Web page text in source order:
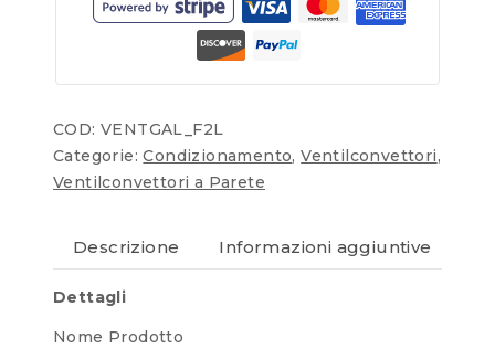
COD: VENTGAL_F2L
Categorie:Condizionamento,Ventilconvettori,
Ventilconvettori a Parete
Descrizione Informazioni aggiuntive
Dettagli
Nome Prodotto